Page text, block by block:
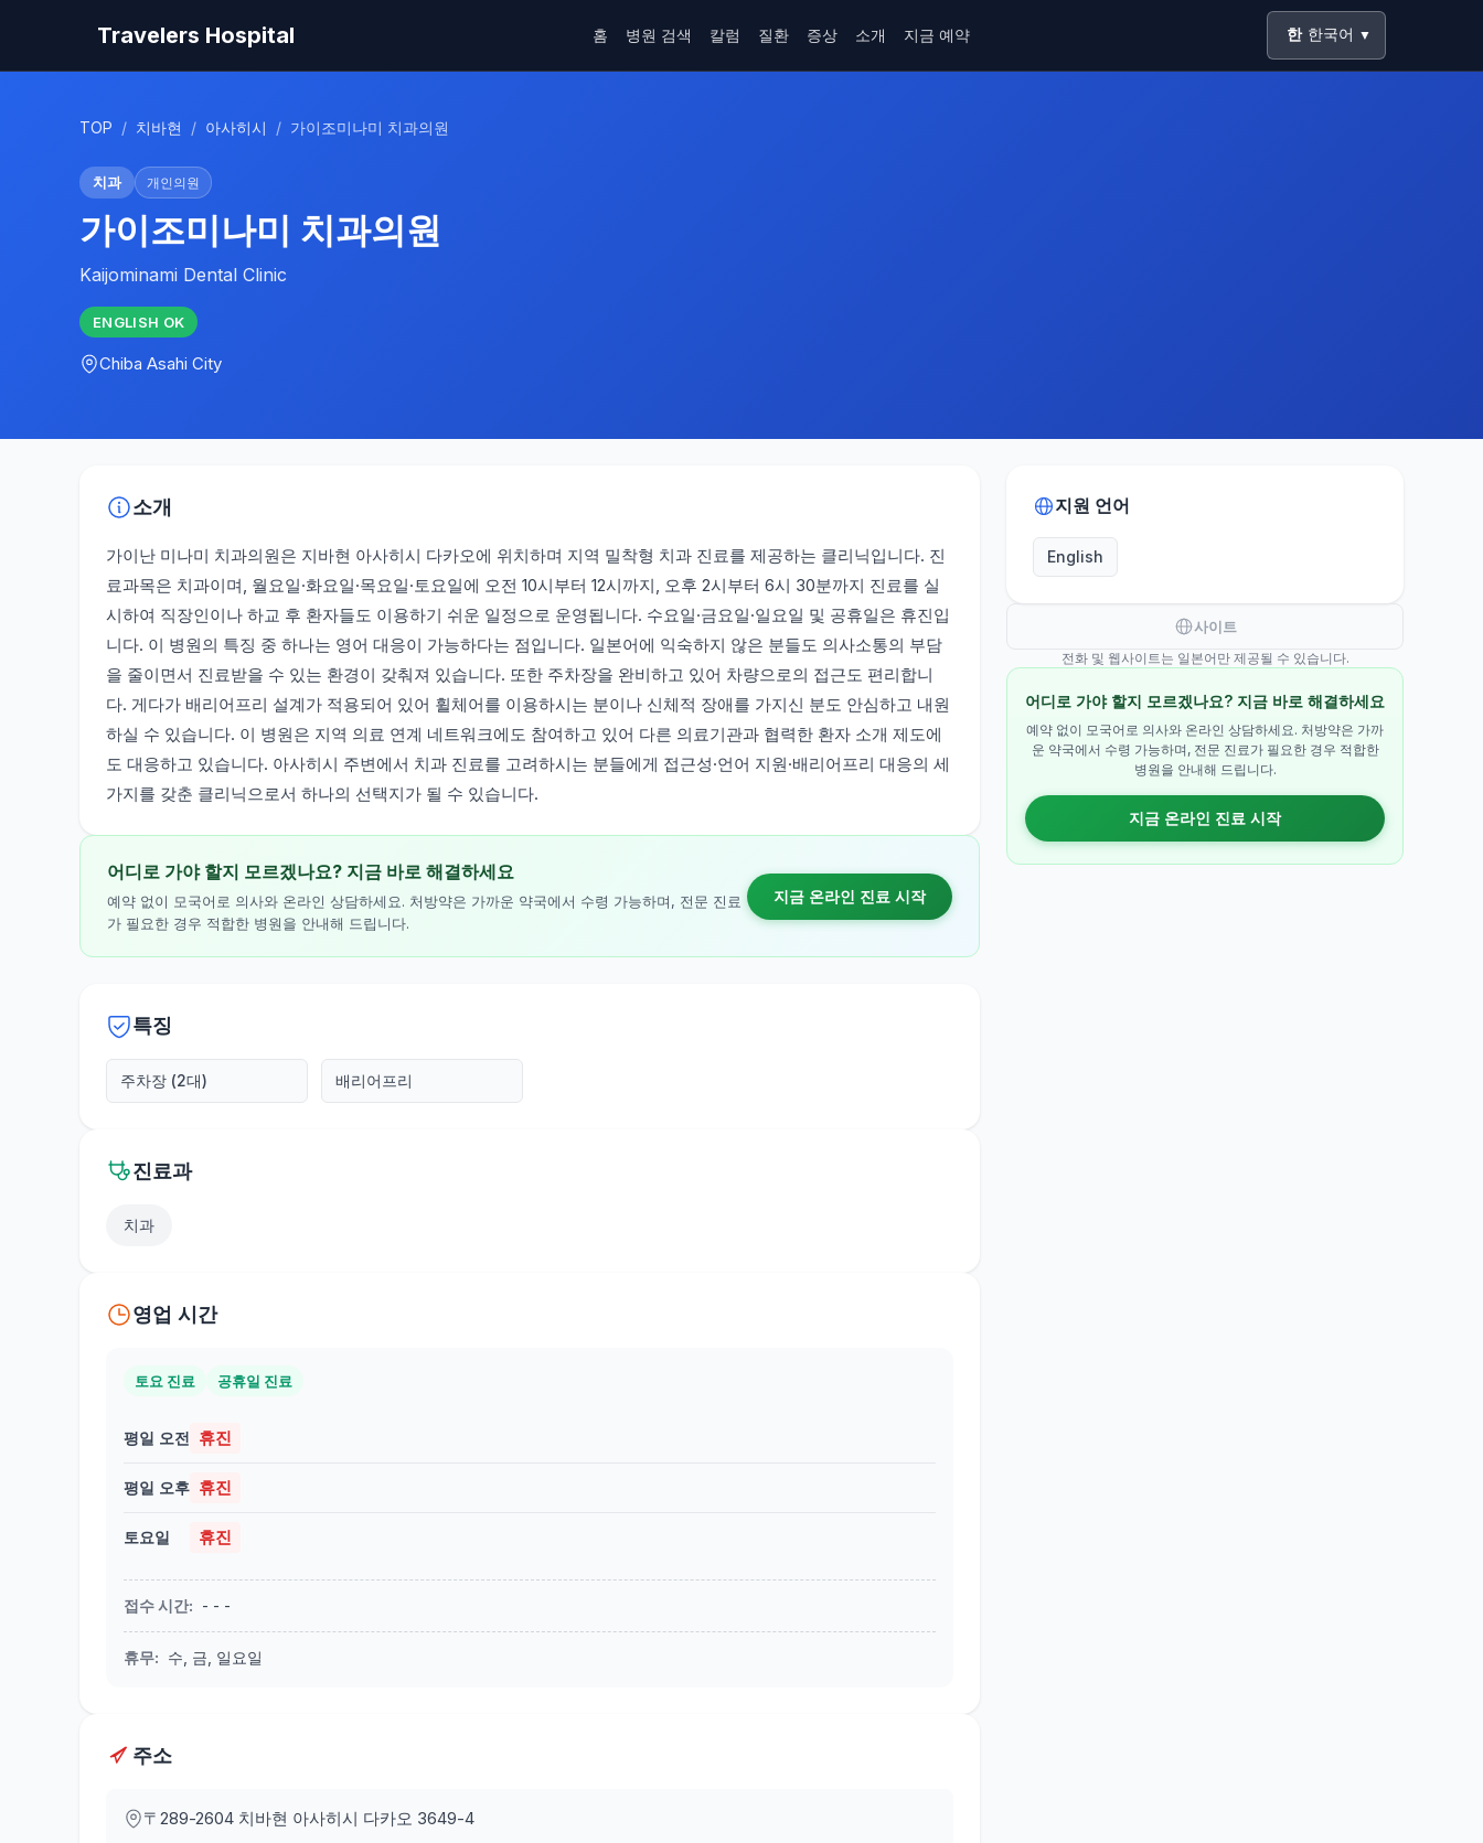
Travelers Hospital 홈 병원 검색 칼럼 질환 증상 소개 지금 예약 한 한국어 ▼
TOP / 치바현 / 아사히시 / 가이조미나미 치과의원
치과 개인의원
가이조미나미 치과의원
Kaijominami Dental Clinic
ENGLISH OK
Chiba Asahi City
소개
가이난 미나미 치과의원은 지바현 아사히시 다카오에 위치하며 지역 밀착형 치과 진료를 제공하는 클리닉입니다. 진
료과목은 치과이며, 월요일·화요일·목요일·토요일에 오전 10시부터 12시까지, 오후 2시부터 6시 30분까지 진료를 실
시하여 직장인이나 하교 후 환자들도 이용하기 쉬운 일정으로 운영됩니다. 수요일·금요일·일요일 및 공휴일은 휴진입
니다. 이 병원의 특징 중 하나는 영어 대응이 가능하다는 점입니다. 일본어에 익숙하지 않은 분들도 의사소통의 부담
을 줄이면서 진료받을 수 있는 환경이 갖춰져 있습니다. 또한 주차장을 완비하고 있어 차량으로의 접근도 편리합니
다. 게다가 배리어프리 설계가 적용되어 있어 휠체어를 이용하시는 분이나 신체적 장애를 가지신 분도 안심하고 내원
하실 수 있습니다. 이 병원은 지역 의료 연계 네트워크에도 참여하고 있어 다른 의료기관과 협력한 환자 소개 제도에
도 대응하고 있습니다. 아사히시 주변에서 치과 진료를 고려하시는 분들에게 접근성·언어 지원·배리어프리 대응의 세
가지를 갖춘 클리닉으로서 하나의 선택지가 될 수 있습니다.
어디로 가야 할지 모르겠나요? 지금 바로 해결하세요
예약 없이 모국어로 의사와 온라인 상담하세요. 처방약은 가까운 약국에서 수령 가능하며, 전문 진료
가 필요한 경우 적합한 병원을 안내해 드립니다.
지금 온라인 진료 시작
특징
주차장 (2대) 배리어프리
진료과
치과
영업 시간
토요 진료 공휴일 진료
평일 오전 휴진
평일 오후 휴진
토요일 휴진
접수 시간: - - -
휴무: 수, 금, 일요일
주소
〒289-2604 치바현 아사히시 다카오 3649-4
지원 언어
English
사이트
전화 및 웹사이트는 일본어만 제공될 수 있습니다.
어디로 가야 할지 모르겠나요? 지금 바로 해결하세요
예약 없이 모국어로 의사와 온라인 상담하세요. 처방약은 가까
운 약국에서 수령 가능하며, 전문 진료가 필요한 경우 적합한
병원을 안내해 드립니다.
지금 온라인 진료 시작